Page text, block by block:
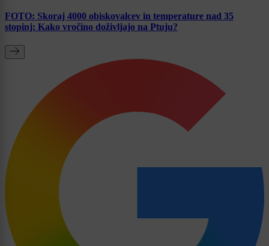
FOTO: Skoraj 4000 obiskovalcev in temperature nad 35
stopinj: Kako vročino doživljajo na Ptuju?